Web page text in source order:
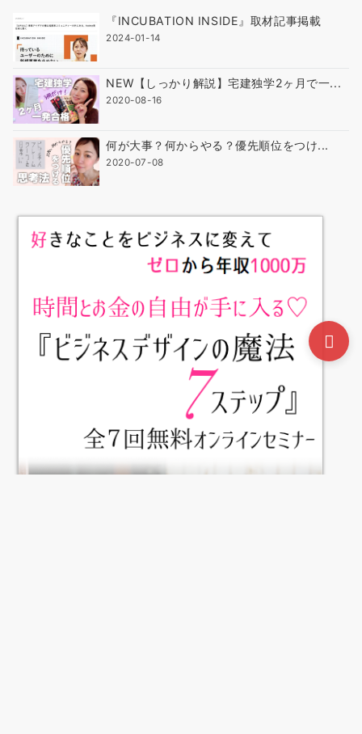
『INCUBATION INSIDE』取材記事掲載
2024-01-14
NEW【しっかり解説】宅建独学2ヶ月で一...
2020-08-16
何が大事？何からやる？優先順位をつけ...
2020-07-08